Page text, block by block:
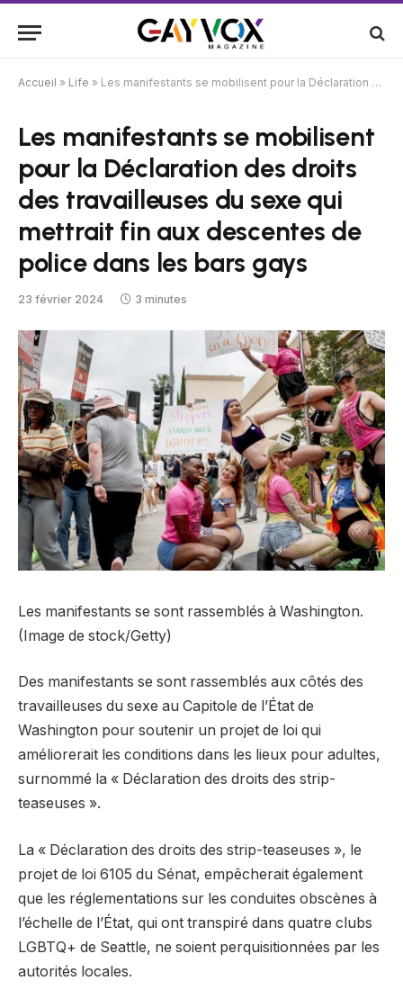
Accueil » Life » Les manifestants se mobilisent pour la Déclaration des droits des travailleuses du sexe qui mettrait fin aux descentes de police dans les bars gays
Les manifestants se mobilisent
pour la Déclaration des droits
des travailleuses du sexe qui
mettrait fin aux descentes de
police dans les bars gays
23 février 2024 3 minutes
Les manifestants se sont rassemblés à Washington.
(Image de stock/Getty)
Des manifestants se sont rassemblés aux côtés des
travailleuses du sexe au Capitole de l’État de
Washington pour soutenir un projet de loi qui
améliorerait les conditions dans les lieux pour adultes,
surnommé la « Déclaration des droits des strip-
teaseuses ».
La « Déclaration des droits des strip-teaseuses », le
projet de loi 6105 du Sénat, empêcherait également
que les réglementations sur les conduites obscènes à
l’échelle de l’État, qui ont transpiré dans quatre clubs
LGBTQ+ de Seattle, ne soient perquisitionnées par les
autorités locales.